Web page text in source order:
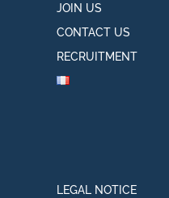
JOIN US
CONTACT US
RECRUITMENT
LEGAL NOTICE